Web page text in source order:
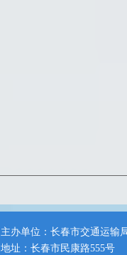
主办单位：长春市交通运输
地址：长春市民康路555号